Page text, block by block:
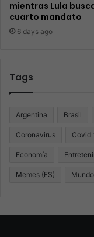
mientras Lula
cuarto mandato
6 days ago
Tags
Argentina Brasil
Coronavirus Covid
Economía
Memes (ES) Mundo